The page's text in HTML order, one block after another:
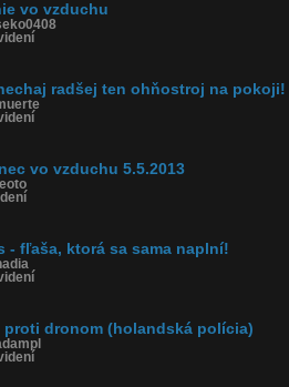
vo vzduchu
radšej ten ohňostroj na pokoji!
vo vzduchu 5.5.2013
- fľaša, ktorá sa sama naplní!
proti dronom (holandská polícia)